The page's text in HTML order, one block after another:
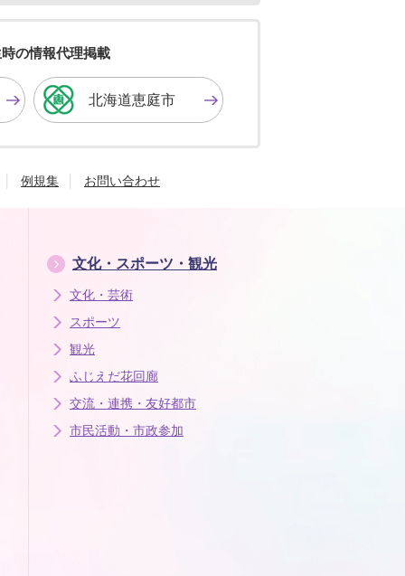
色
す
る
色
る
る
の情報代理掲載
北海道恵庭市
例規集 お問い合わせ
文化・スポーツ・観光
文化・芸術
スポーツ
観光
ふじえだ花回廊
交流・連携・友好都市
市民活動・市政参加